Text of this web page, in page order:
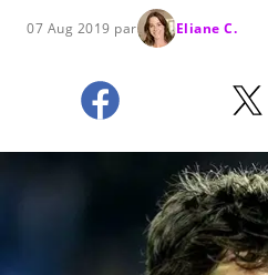
07 Aug 2019 par Eliane C.